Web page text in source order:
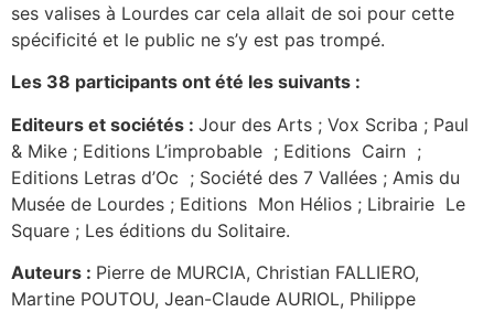
ses valises à Lourdes car cela allait de soi pour cette
spécificité et le public ne s’y est pas trompé.
Les 38 participants ont été les suivants :
Editeurs et sociétés : Jour des Arts ; Vox Scriba ; Paul
& Mike ; Editions L’improbable ; Editions Cairn ;
Editions Letras d’Oc ; Société des 7 Vallées ; Amis du
Musée de Lourdes ; Editions Mon Hélios ; Librairie Le
Square ; Les éditions du Solitaire.
Auteurs : Pierre de MURCIA, Christian FALLIERO,
Martine POUTOU, Jean-Claude AURIOL, Philippe